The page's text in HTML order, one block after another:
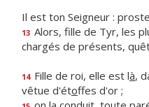
Il est ton Seigneur :
13 Alors, fille de Tyr, les
chargés de présents,
14 Fille de roi, elle est là,
vêtue d'étoffes d'or ;